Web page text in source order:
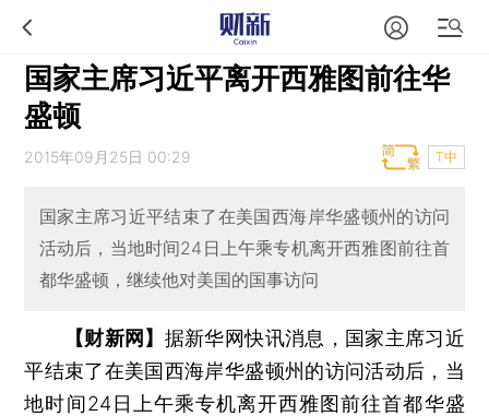
国家主席习近平离开西雅图前往华
盛顿
2015年09月25日 00:29 T中
国家主席习近平结束了在美国西海岸华盛顿州的访问
活动后，当地时间24日上午乘专机离开西雅图前往首
都华盛顿，继续他对美国的国事访问
【财新网】 据新华网快讯消息，国家主席习近
平结束了在美国西海岸华盛顿州的访问活动后，当
地时间24日上午乘专机离开西雅图前往首都华盛